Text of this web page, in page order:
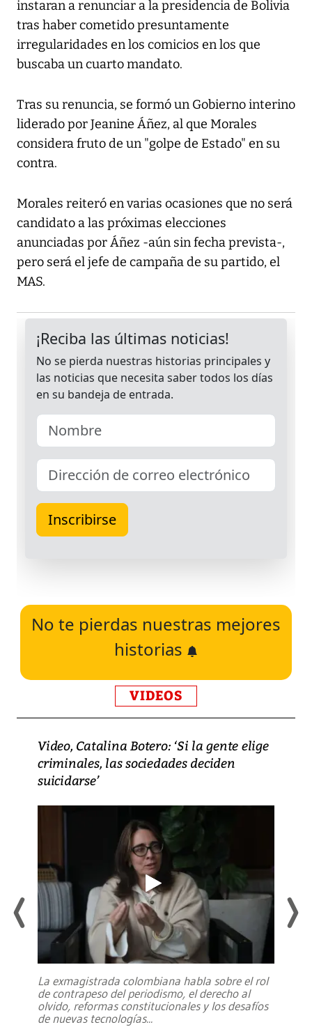
instaran a renunciar a la presidencia de Bolivia
tras haber cometido presuntamente
irregularidades en los comicios en los que
buscaba un cuarto mandato.
Tras su renuncia, se formó un Gobierno interino
liderado por Jeanine Áñez, al que Morales
considera fruto de un "golpe de Estado" en su
contra.
Morales reiteró en varias ocasiones que no será
candidato a las próximas elecciones
anunciadas por Áñez -aún sin fecha prevista-,
pero será el jefe de campaña de su partido, el
MAS.
No te pierdas nuestras mejores
historias
VIDEOS
Video, Catalina Botero: ‘Si la gente elige
criminales, las sociedades deciden
suicidarse’
La exmagistrada colombiana habla sobre el rol
de contrapeso del periodismo, el derecho al
olvido, reformas constitucionales y los desafíos
de nuevas tecnologías...